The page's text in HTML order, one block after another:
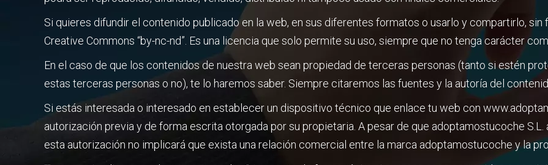
Si quieres difundir el contenido publicado en la web, en sus diferentes formatos o usarlo y compartirlo,
Creative Commons “by-nc-nd”. Es una licencia que solo permite su uso, siempre que no tenga carácter
En el caso de que los contenidos de nuestra web sean propiedad de terceras personas (tanto si estén
estas terceras personas o no), te lo haremos saber. Siempre citaremos las fuentes y la autoría del
Si estás interesada o interesado en establecer un dispositivo técnico que enlace tu web con
autorización previa y de forma escrita otorgada por su propietaria. A pesar de que adoptamostucoche
esta autorización no implicará que exista una relación comercial entre la marca adoptamostucoche y la